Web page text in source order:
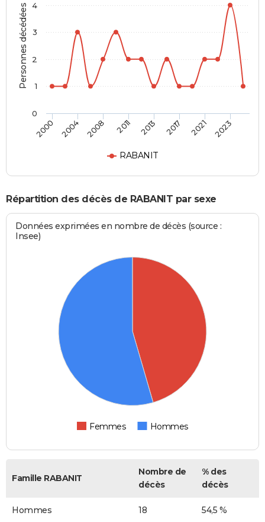
Personnes décédées
RABANIT
2000 2004 2008 2011 2013 2017 2021 2023
0
1
2
3
4
Répartition des décès de RABANIT par sexe
Données exprimées en nombre de décès (source :
Insee)
Femmes Hommes
Famille RABANIT
Nombre de
décès
% des
décès
Hommes 18 54,5 %